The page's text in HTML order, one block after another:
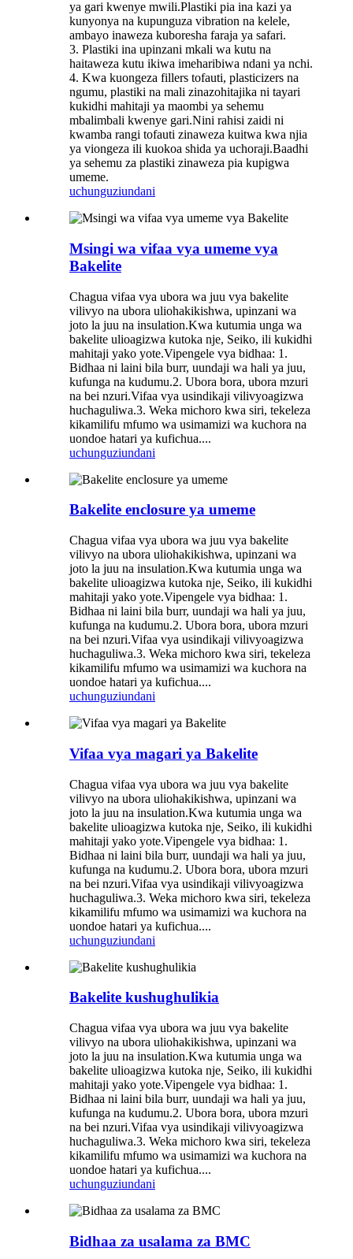
ya gari kwenye mwili.Plastiki pia ina kazi ya
kunyonya na kupunguza vibration na kelele,
ambayo inaweza kuboresha faraja ya safari.
3. Plastiki ina upinzani mkali wa kutu na
haitaweza kutu ikiwa imeharibiwa ndani ya nchi.
4. Kwa kuongeza fillers tofauti, plasticizers na
ngumu, plastiki na mali zinazohitajika ni tayari
kukidhi mahitaji ya maombi ya sehemu
mbalimbali kwenye gari.Nini rahisi zaidi ni
kwamba rangi tofauti zinaweza kuitwa kwa njia
ya viongeza ili kuokoa shida ya uchoraji.Baadhi
ya sehemu za plastiki zinaweza pia kupigwa
umeme.
uchunguziundani
Msingi wa vifaa vya umeme vya
Bakelite
Chagua vifaa vya ubora wa juu vya bakelite
vilivyo na ubora uliohakikishwa, upinzani wa
joto la juu na insulation.Kwa kutumia unga wa
bakelite ulioagizwa kutoka nje, Seiko, ili kukidhi
mahitaji yako yote.Vipengele vya bidhaa: 1.
Bidhaa ni laini bila burr, uundaji wa hali ya juu,
kufunga na kudumu.2. Ubora bora, ubora mzuri
na bei nzuri.Vifaa vya usindikaji vilivyoagizwa
huchaguliwa.3. Weka michoro kwa siri, tekeleza
kikamilifu mfumo wa usimamizi wa kuchora na
uondoe hatari ya kufichua....
uchunguziundani
Bakelite enclosure ya umeme
Chagua vifaa vya ubora wa juu vya bakelite
vilivyo na ubora uliohakikishwa, upinzani wa
joto la juu na insulation.Kwa kutumia unga wa
bakelite ulioagizwa kutoka nje, Seiko, ili kukidhi
mahitaji yako yote.Vipengele vya bidhaa: 1.
Bidhaa ni laini bila burr, uundaji wa hali ya juu,
kufunga na kudumu.2. Ubora bora, ubora mzuri
na bei nzuri.Vifaa vya usindikaji vilivyoagizwa
huchaguliwa.3. Weka michoro kwa siri, tekeleza
kikamilifu mfumo wa usimamizi wa kuchora na
uondoe hatari ya kufichua....
uchunguziundani
Vifaa vya magari ya Bakelite
Chagua vifaa vya ubora wa juu vya bakelite
vilivyo na ubora uliohakikishwa, upinzani wa
joto la juu na insulation.Kwa kutumia unga wa
bakelite ulioagizwa kutoka nje, Seiko, ili kukidhi
mahitaji yako yote.Vipengele vya bidhaa: 1.
Bidhaa ni laini bila burr, uundaji wa hali ya juu,
kufunga na kudumu.2. Ubora bora, ubora mzuri
na bei nzuri.Vifaa vya usindikaji vilivyoagizwa
huchaguliwa.3. Weka michoro kwa siri, tekeleza
kikamilifu mfumo wa usimamizi wa kuchora na
uondoe hatari ya kufichua....
uchunguziundani
Bakelite kushughulikia
Chagua vifaa vya ubora wa juu vya bakelite
vilivyo na ubora uliohakikishwa, upinzani wa
joto la juu na insulation.Kwa kutumia unga wa
bakelite ulioagizwa kutoka nje, Seiko, ili kukidhi
mahitaji yako yote.Vipengele vya bidhaa: 1.
Bidhaa ni laini bila burr, uundaji wa hali ya juu,
kufunga na kudumu.2. Ubora bora, ubora mzuri
na bei nzuri.Vifaa vya usindikaji vilivyoagizwa
huchaguliwa.3. Weka michoro kwa siri, tekeleza
kikamilifu mfumo wa usimamizi wa kuchora na
uondoe hatari ya kufichua....
uchunguziundani
Bidhaa za usalama za BMC